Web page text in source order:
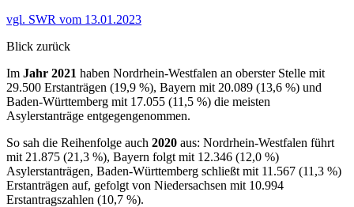
vgl. SWR vom 13.01.2023
Blick zurück
Im Jahr 2021 haben Nordrhein-Westfalen an oberster Stelle mit
29.500 Erstanträgen (19,9 %), Bayern mit 20.089 (13,6 %) und
Baden-Württemberg mit 17.055 (11,5 %) die meisten
Asylerstanträge entgegengenommen.
So sah die Reihenfolge auch 2020 aus: Nordrhein-Westfalen führt
mit 21.875 (21,3 %), Bayern folgt mit 12.346 (12,0 %)
Asylerstanträgen, Baden-Württemberg schließt mit 11.567 (11,3 %)
Erstanträgen auf, gefolgt von Niedersachsen mit 10.994
Erstantragszahlen (10,7 %).